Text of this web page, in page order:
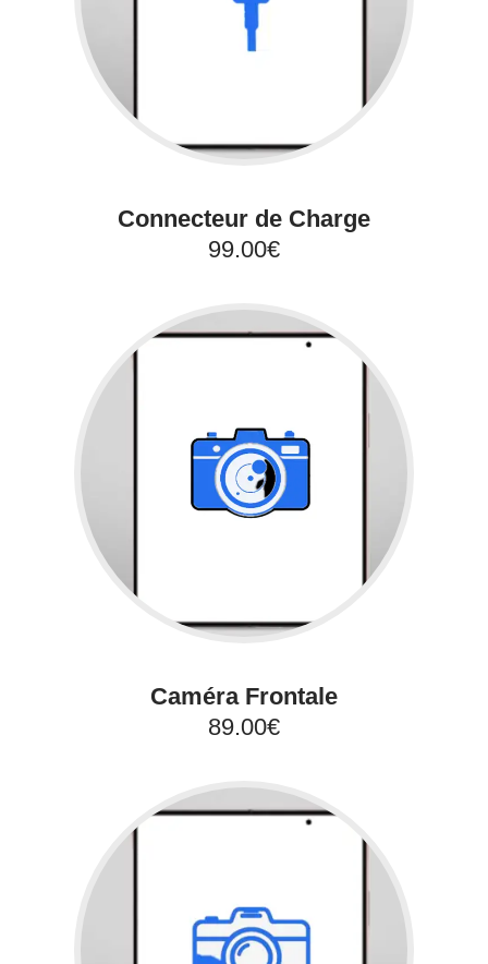
Connecteur de Charge
99.00€
Caméra Frontale
89.00€